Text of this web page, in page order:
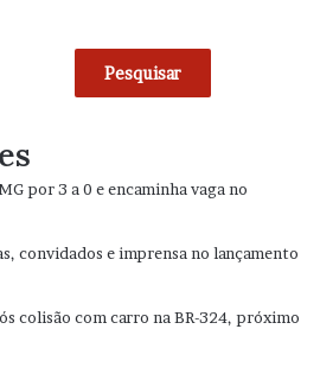
Pesquisar
por 3 a 0 e encaminha vaga no
convidados e imprensa no lançamento
colisão com carro na BR-324, próximo